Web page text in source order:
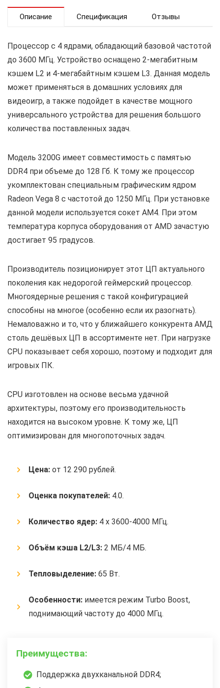
Описание Спецификация Отзывы
Процессор с 4 ядрами, обладающий базовой частотой
до 3600 МГц. Устройство оснащено 2-мегабитным
кэшем L2 и 4-мегабайтным кэшем L3. Данная модель
может применяться в домашних условиях для
видеоигр, а также подойдет в качестве мощного
универсального устройства для решения большого
количества поставленных задач.
Модель 3200G имеет совместимость с памятью
DDR4 при объеме до 128 Гб. К тому же процессор
укомплектован специальным графическим ядром
Radeon Vega 8 с частотой до 1250 МГц. При установке
данной модели используется сокет AM4. При этом
температура корпуса оборудования от AMD зачастую
достигает 95 градусов.
Производитель позиционирует этот ЦП актуального
поколения как недорогой геймерский процессор.
Многоядерные решения с такой конфигурацией
способны на многое (особенно если их разогнать).
Немаловажно и то, что у ближайшего конкурента АМД
столь дешёвых ЦП в ассортименте нет. При нагрузке
CPU показывает себя хорошо, поэтому и подходит для
игровых ПК.
CPU изготовлен на основе весьма удачной
архитектуры, поэтому его производительность
находится на высоком уровне. К тому же, ЦП
оптимизирован для многопоточных задач.
Цена: от 12 290 рублей.
Оценка покупателей: 4.0.
Количество ядер: 4 x 3600-4000 МГц.
Объём кэша L2/L3: 2 МБ/4 МБ.
Тепловыделение: 65 Вт.
Особенности: имеется режим Turbo Boost,
поднимающий частоту до 4000 МГц.
Преимущества:
Поддержка двухканальной DDR4;